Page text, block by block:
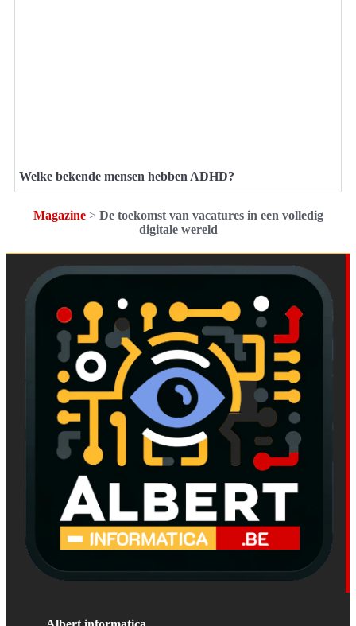
Welke bekende mensen hebben ADHD?
Magazine> De toekomst van vacatures in een volledig
digitale wereld